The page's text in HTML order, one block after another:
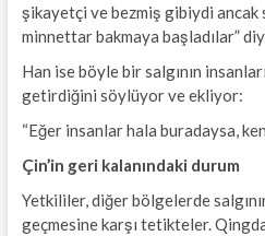
şikayetçi ve bezmiş gibiydi ancak
minnettar bakmaya başladılar”
Han ise böyle bir salgının
getirdiğini söylüyor ve ekliyor:
“Eğer insanlar hala buradaysa,
Çin’in geri kalanındaki durum
Yetkililer, diğer bölgelerde
geçmesine karşı tetikteler.